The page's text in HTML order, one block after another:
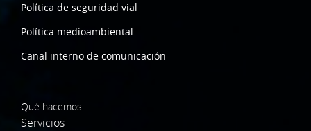
Política de seguridad vial
Política medioambiental
Canal interno de comunicación
Qué hacemos
Servicios